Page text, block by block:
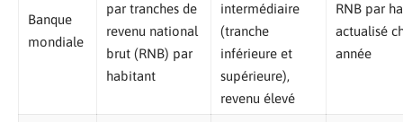
Banque
mondiale
par tranches de
revenu national
brut (RNB) par
habitant
intermédiaire
(tranche
inférieure et
supérieure),
revenu élevé
RNB par
actualisé
année